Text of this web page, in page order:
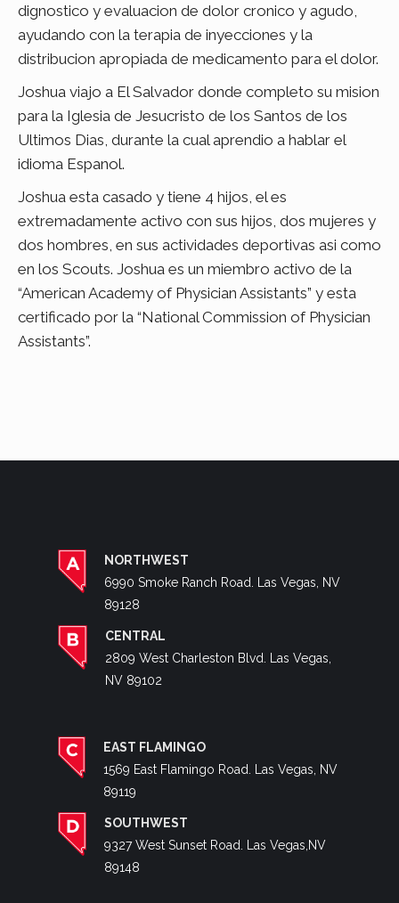
dignostico y evaluacion de dolor cronico y agudo,
ayudando con la terapia de inyecciones y la
distribucion apropiada de medicamento para el dolor.
Joshua viajo a El Salvador donde completo su mision
para la Iglesia de Jesucristo de los Santos de los
Ultimos Dias, durante la cual aprendio a hablar el
idioma Espanol.
Joshua esta casado y tiene 4 hijos, el es
extremadamente activo con sus hijos, dos mujeres y
dos hombres, en sus actividades deportivas asi como
en los Scouts. Joshua es un miembro activo de la
“American Academy of Physician Assistants” y esta
certificado por la “National Commission of Physician
Assistants”.
NORTHWEST
6990 Smoke Ranch Road. Las Vegas, NV
89128
CENTRAL
2809 West Charleston Blvd. Las Vegas,
NV 89102
EAST FLAMINGO
1569 East Flamingo Road. Las Vegas, NV
89119
SOUTHWEST
9327 West Sunset Road. Las Vegas,NV
89148